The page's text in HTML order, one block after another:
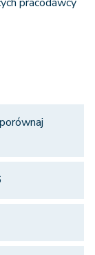
pracodawcy